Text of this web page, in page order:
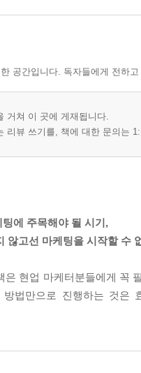
의 요청
에 보상이 필요할까?
명을 뛰어넘을 가치를 찾아
한 리뷰의 연결
서포터즈
르고 간결하게
눈에
이유 제공
뷰 요청
공간입니다. 독자들에게 전하
거쳐 이 곳에 게재됩니다.
리뷰 쓰기를, 책에 대한 문의는
에 주목해야 될 시기,
않고선 마케팅을 시작할 수
은 현업 마케터분들에게 꼭
법만으로 진행하는 것은